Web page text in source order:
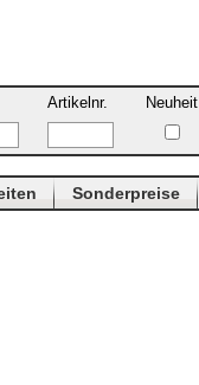
Artikelnr. Neuheit
Sonderpreise